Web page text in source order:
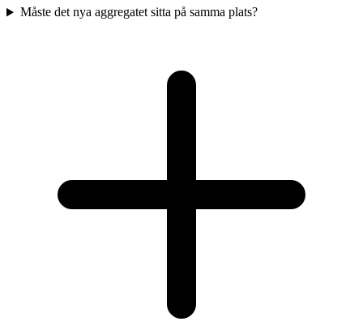
Måste det nya aggregatet sitta på samma plats?